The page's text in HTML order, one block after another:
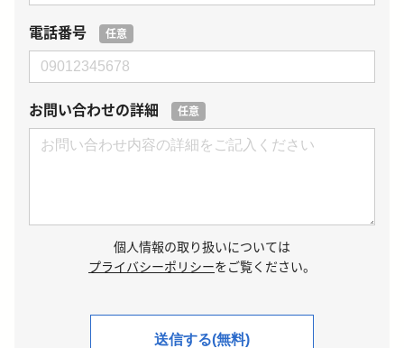
電話番号 任意
お問い合わせの詳細 任意
個人情報の取り扱いについては
プライバシーポリシーをご覧ください。